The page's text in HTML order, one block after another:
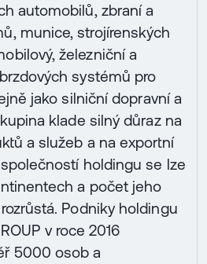
automobilů, zbraní a
munice, strojírenských
železniční a
systémů pro
jako silniční dopravní a
klade silný důraz na
a služeb a na exportní
holdingu se lze
a počet jeho
Podniky holdingu
v roce 2016
5000 osob a